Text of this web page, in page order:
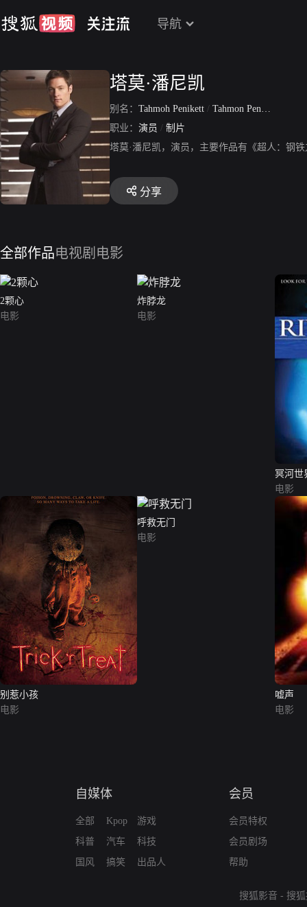
导航
塔莫·潘尼凯
别名： Tahmoh Penikett / Tahmon Penhikett
职业： 演员 / 制片
塔莫·潘尼凯，演员，主要作品有《超人：钢
分享
全部作品电视剧 电影
2颗心
电影
炸脖龙
电影
冥河世
电影
别惹小孩
电影
呼救无门
电影
嘘声
电影
自媒体
全部
科普
国风
Kpop
汽车
搞笑
游戏
科技
出品人
会员
会员特权
会员剧场
帮助
搜狐影音 - 搜